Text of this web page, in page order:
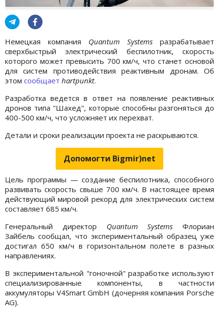
Немецкая компания Quantum Systems разрабатывает
сверхбыстрый электрический беспилотник, скорость
которого может превысить 700 км/ч, что станет основой
для систем противодействия реактивным дронам. Об
этом сообщает hartpunkt.
Разработка ведется в ответ на появление реактивных
дронов типа "Шахед", которые способны разгоняться до
400-500 км/ч, что усложняет их перехват.
Детали и сроки реализации проекта не раскрываются.
Допомогти Bigmir)net
Цель программы — создание беспилотника, способного
развивать скорость свыше 700 км/ч. В настоящее время
действующий мировой рекорд для электрических систем
составляет 685 км/ч.
Генеральный директор Quantum Systems Флориан
Зайбель сообщал, что экспериментальный образец уже
достигал 650 км/ч в горизонтальном полете в разных
направлениях.
В экспериментальной "гоночной" разработке используют
специализированные компоненты, в частности
аккумуляторы V4Smart GmbH (дочерняя компания Porsche
AG).